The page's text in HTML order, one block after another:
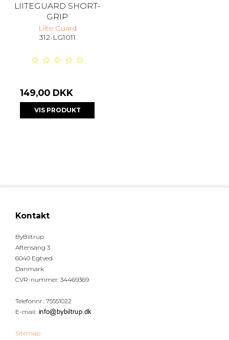
LIITEGUARD SHORT-
GRIP
Liite Guard
312-LG1011
149,00 DKK
VIS PRODUKT
Kontakt
ByBiltrup
Aftensang 3
6040 Egtved
Danmark
CVR-nummer: 34469369
Telefonnr.: 75551022
E-mail:
Sitemap